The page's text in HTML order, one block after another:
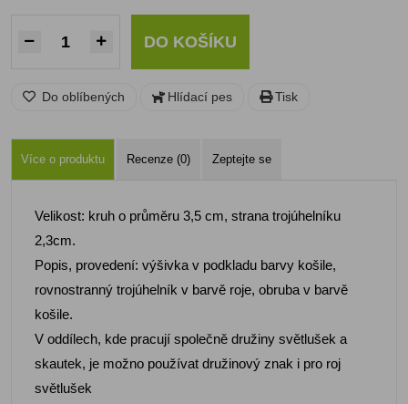
DO KOŠÍKU
Do oblíbených Hlídací pes Tisk
Více o produktu Recenze (0) Zeptejte se
Velikost: kruh o průměru 3,5 cm, strana trojúhelníku
2,3cm.
Popis, provedení: výšivka v podkladu barvy košile,
rovnostranný trojúhelník v barvě roje, obruba v barvě
košile.
V oddílech, kde pracují společně družiny světlušek a
skautek, je možno používat družinový znak i pro roj
světlušek